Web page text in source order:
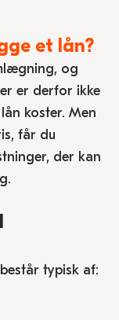
et lån?
og
er derfor ikke
koster. Men
får du
der kan
typisk af: